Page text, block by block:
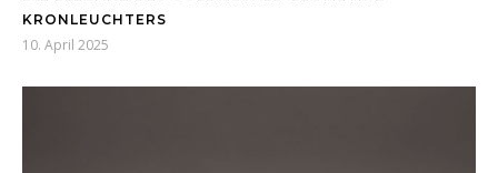
KRONLEUCHTERS
10. April 2025